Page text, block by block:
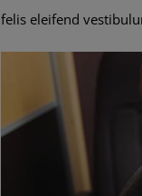
felis eleifend